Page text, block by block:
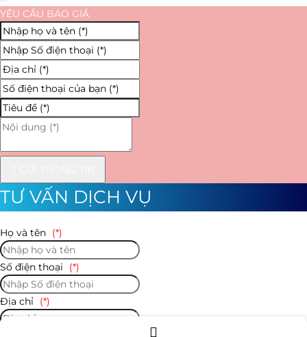
YÊU CẦU BÁO GIÁ
TƯ VẤN DỊCH VỤ
Họ và tên (*)
Số điện thoại (*)
Địa chỉ (*)